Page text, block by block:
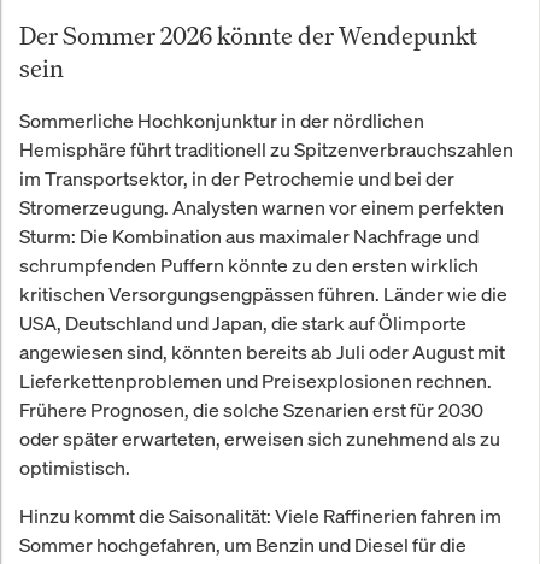
Der Sommer 2026 könnte der Wendepunkt
sein
Sommerliche Hochkonjunktur in der nördlichen
Hemisphäre führt traditionell zu Spitzenverbrauchszahlen
im Transportsektor, in der Petrochemie und bei der
Stromerzeugung. Analysten warnen vor einem perfekten
Sturm: Die Kombination aus maximaler Nachfrage und
schrumpfenden Puffern könnte zu den ersten wirklich
kritischen Versorgungsengpässen führen. Länder wie die
USA, Deutschland und Japan, die stark auf Ölimporte
angewiesen sind, könnten bereits ab Juli oder August mit
Lieferkettenproblemen und Preisexplosionen rechnen.
Frühere Prognosen, die solche Szenarien erst für 2030
oder später erwarteten, erweisen sich zunehmend als zu
optimistisch.
Hinzu kommt die Saisonalität: Viele Raffinerien fahren im
Sommer hochgefahren, um Benzin und Diesel für die